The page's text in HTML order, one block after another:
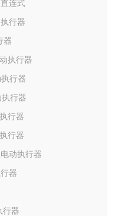
连式
行器
器
执行器
行器
行器
行器
行器
动执行器
器
行器